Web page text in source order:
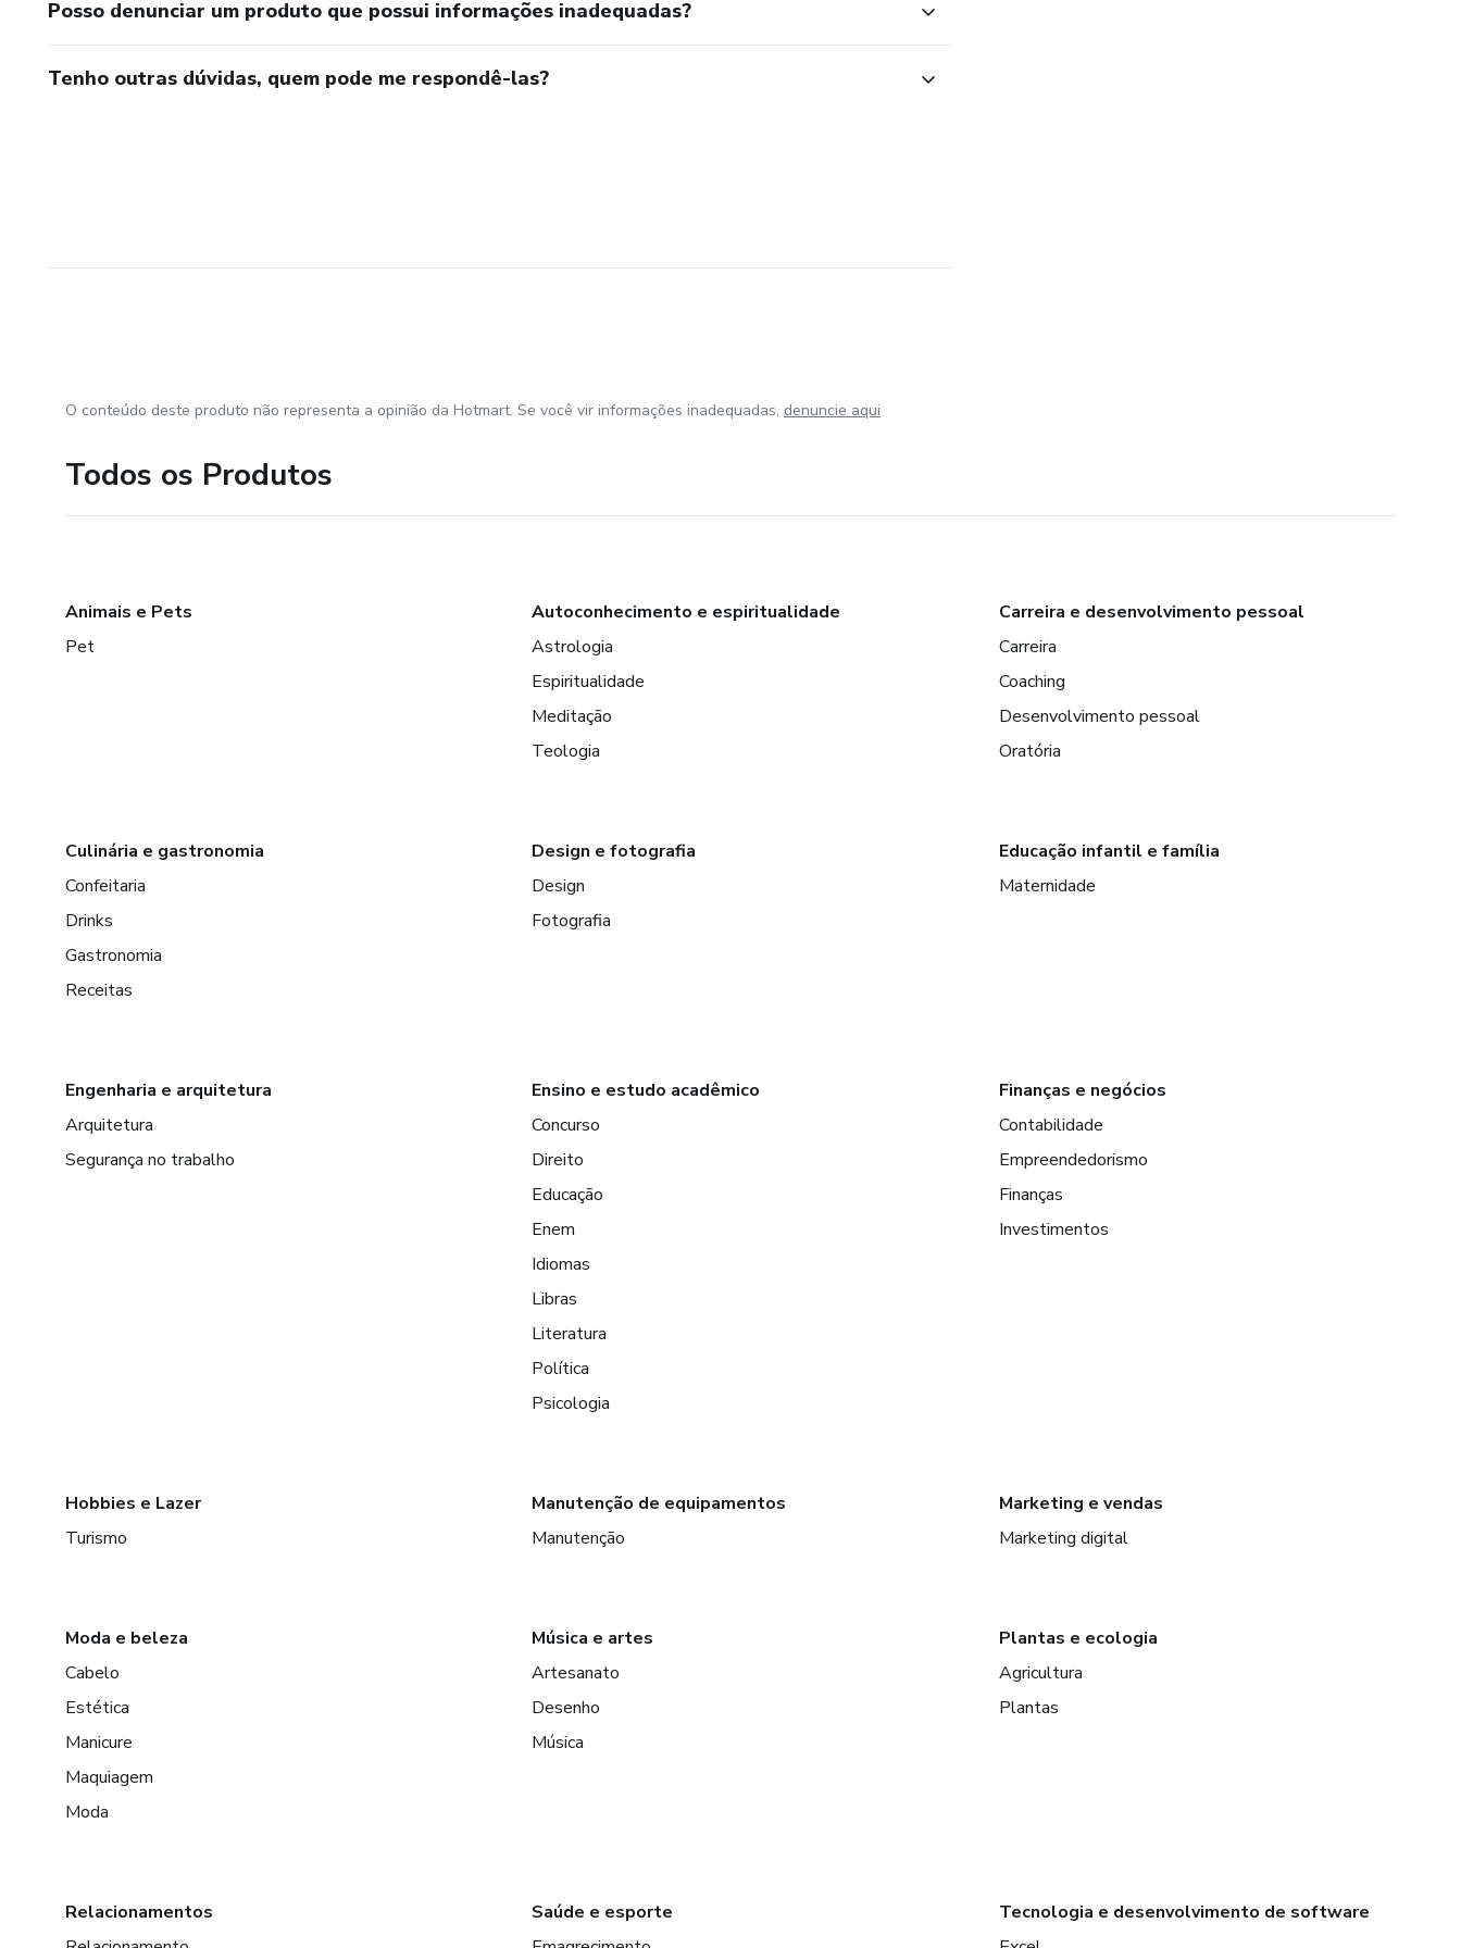
Posso denunciar um produto que possui informações inadequadas?
Tenho outras dúvidas, quem pode me respondê-las?
O conteúdo deste produto não representa a opinião da Hotmart. Se você vir informações inadequadas, denuncie aqui
Todos os Produtos
Animais e Pets
Pet
Autoconhecimento e espiritualidade
Astrologia
Espiritualidade
Meditação
Teologia
Carreira e desenvolvimento pessoal
Carreira
Coaching
Desenvolvimento pessoal
Oratória
Culinária e gastronomia
Confeitaria
Drinks
Gastronomia
Receitas
Design e fotografia
Design
Fotografia
Educação infantil e família
Maternidade
Engenharia e arquitetura
Arquitetura
Segurança no trabalho
Ensino e estudo acadêmico
Concurso
Direito
Educação
Enem
Idiomas
Libras
Literatura
Política
Psicologia
Finanças e negócios
Contabilidade
Empreendedorismo
Finanças
Investimentos
Hobbies e Lazer
Turismo
Manutenção de equipamentos
Manutenção
Marketing e vendas
Marketing digital
Moda e beleza
Cabelo
Estética
Manicure
Maquiagem
Moda
Música e artes
Artesanato
Desenho
Música
Plantas e ecologia
Agricultura
Plantas
Relacionamentos
Saúde e esporte
Tecnologia e desenvolvimento de software